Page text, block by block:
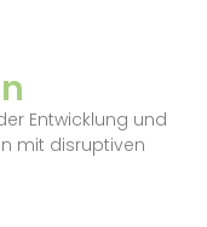
Entwicklung und
mit disruptiven